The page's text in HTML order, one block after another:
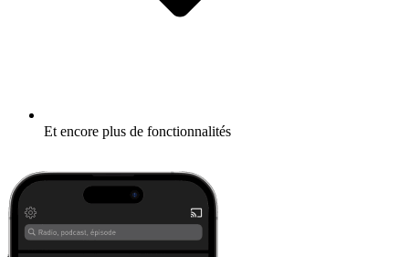
Et encore plus de fonctionnalités